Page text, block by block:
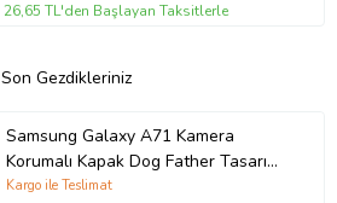
26,65 TL'den Başlayan Taksitlerle
Son Gezdikleriniz
Samsung Galaxy A71 Kamera
Korumalı Kapak Dog Father Tasarımlı
Şeffaf Kılıf
Kargo ile Teslimat